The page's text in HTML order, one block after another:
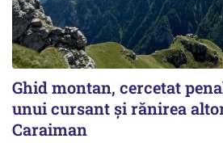
Ghid montan, cercetat
unui cursant și rănirea
Caraiman